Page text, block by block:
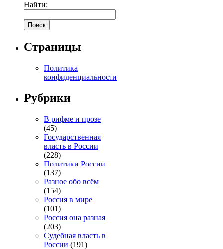
Найти:
Страницы
Политика
конфиденциальности
Рубрики
В рифме и прозе
(45)
Государственная
власть в России
(228)
Политики России
(137)
Разное обо всём
(154)
Россия в мире
(101)
Россия она разная
(203)
Судебная власть в
России (191)